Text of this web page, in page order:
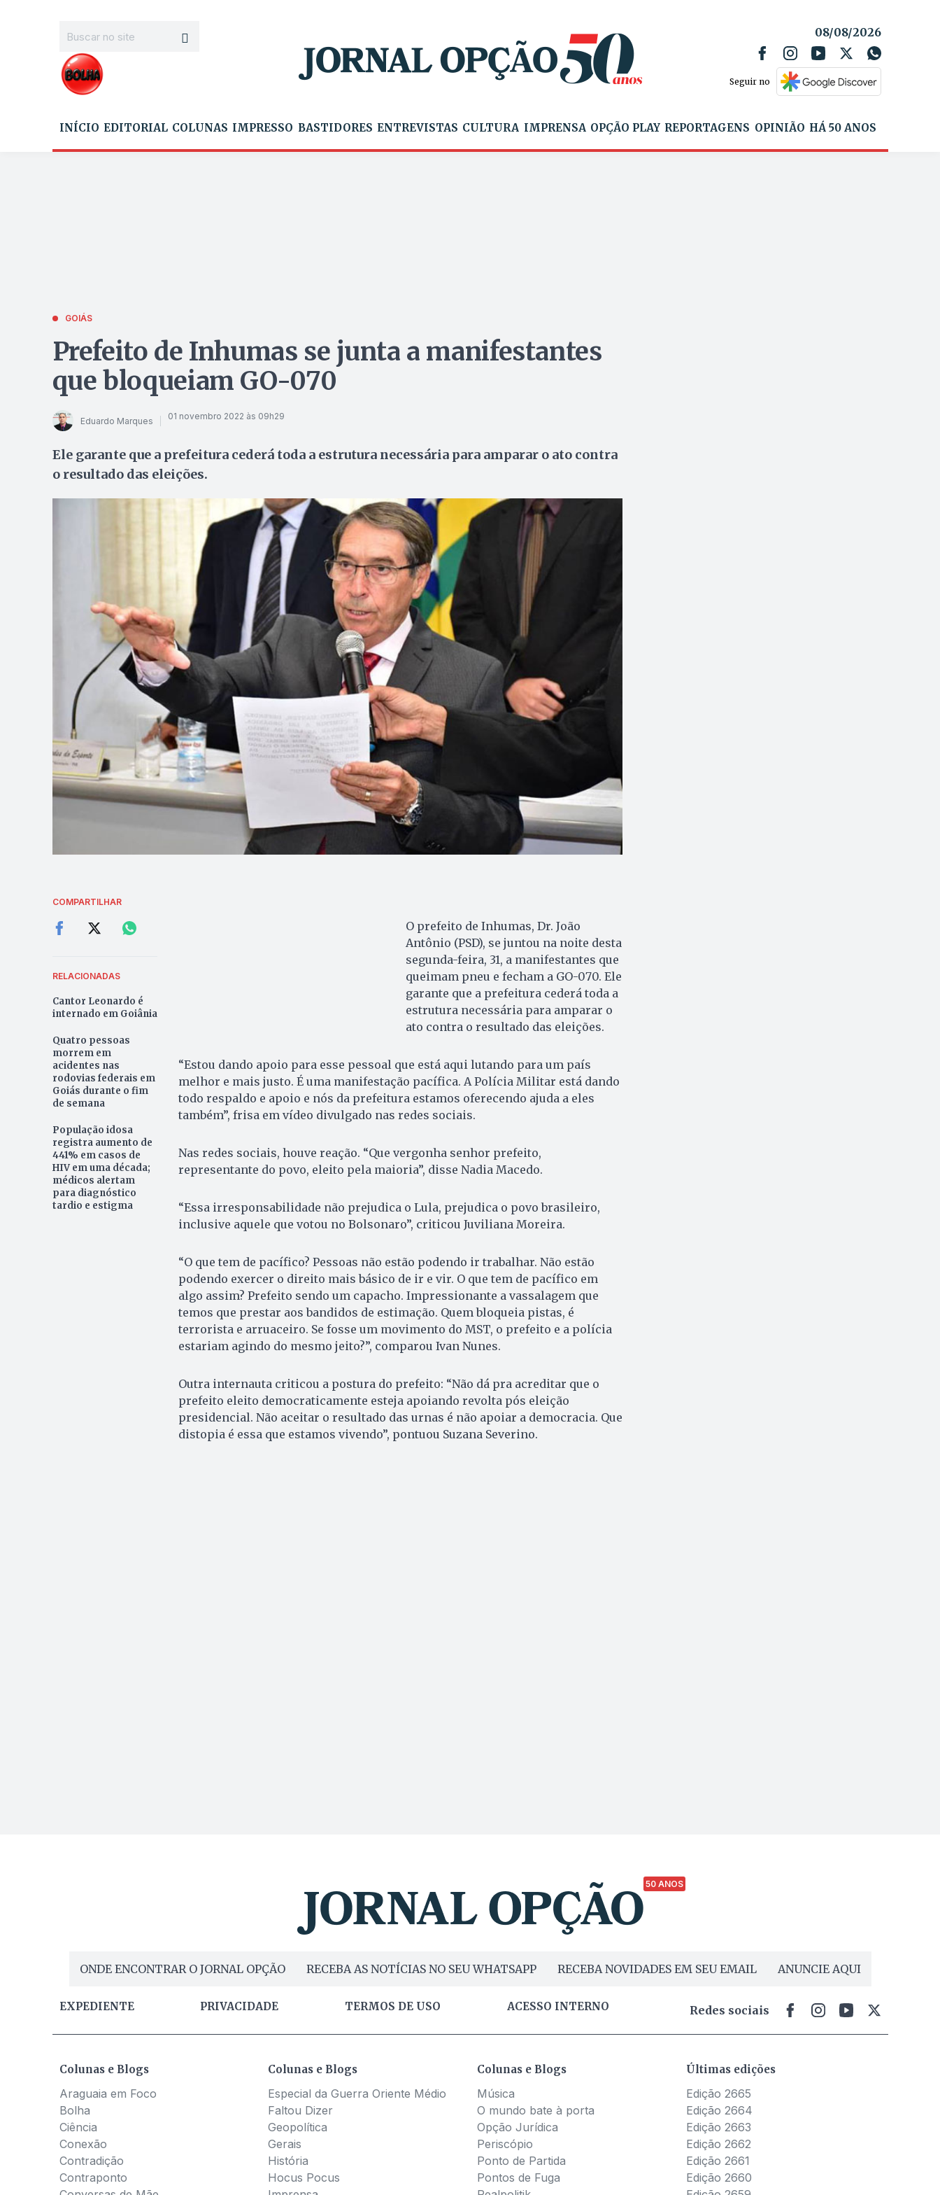
08/08/2026
Seguir no
INÍCIO EDITORIAL COLUNAS IMPRESSO BASTIDORES ENTREVISTAS CULTURA IMPRENSA OPÇÃO PLAY REPORTAGENS OPINIÃO HÁ 50 ANOS
GOIÁS
Prefeito de Inhumas se junta a manifestantes
que bloqueiam GO-070
Eduardo Marques 01 novembro 2022 às 09h29
Ele garante que a prefeitura cederá toda a estrutura necessária para amparar o ato contra
o resultado das eleições.
COMPARTILHAR
RELACIONADAS
Cantor Leonardo é
internado em Goiânia
Quatro pessoas
morrem em
acidentes nas
rodovias federais em
Goiás durante o fim
de semana
População idosa
registra aumento de
441% em casos de
HIV em uma década;
médicos alertam
para diagnóstico
tardio e estigma
O prefeito de Inhumas, Dr. João
Antônio (PSD), se juntou na noite desta
segunda-feira, 31, a manifestantes que
queimam pneu e fecham a GO-070. Ele
garante que a prefeitura cederá toda a
estrutura necessária para amparar o
ato contra o resultado das eleições.
“Estou dando apoio para esse pessoal que está aqui lutando para um país
melhor e mais justo. É uma manifestação pacífica. A Polícia Militar está dando
todo respaldo e apoio e nós da prefeitura estamos oferecendo ajuda a eles
também”, frisa em vídeo divulgado nas redes sociais.
Nas redes sociais, houve reação. “Que vergonha senhor prefeito,
representante do povo, eleito pela maioria”, disse Nadia Macedo.
“Essa irresponsabilidade não prejudica o Lula, prejudica o povo brasileiro,
inclusive aquele que votou no Bolsonaro”, criticou Juviliana Moreira.
“O que tem de pacífico? Pessoas não estão podendo ir trabalhar. Não estão
podendo exercer o direito mais básico de ir e vir. O que tem de pacífico em
algo assim? Prefeito sendo um capacho. Impressionante a vassalagem que
temos que prestar aos bandidos de estimação. Quem bloqueia pistas, é
terrorista e arruaceiro. Se fosse um movimento do MST, o prefeito e a polícia
estariam agindo do mesmo jeito?”, comparou Ivan Nunes.
Outra internauta criticou a postura do prefeito: “Não dá pra acreditar que o
prefeito eleito democraticamente esteja apoiando revolta pós eleição
presidencial. Não aceitar o resultado das urnas é não apoiar a democracia. Que
distopia é essa que estamos vivendo”, pontuou Suzana Severino.
50 ANOS
ONDE ENCONTRAR O JORNAL OPÇÃO RECEBA AS NOTÍCIAS NO SEU WHATSAPP RECEBA NOVIDADES EM SEU EMAIL ANUNCIE AQUI
EXPEDIENTE PRIVACIDADE TERMOS DE USO ACESSO INTERNO Redes sociais
Colunas e Blogs
Araguaia em Foco
Bolha
Ciência
Conexão
Contradição
Contraponto
Colunas e Blogs
Especial da Guerra Oriente Médio
Faltou Dizer
Geopolítica
Gerais
História
Hocus Pocus
Colunas e Blogs
Música
O mundo bate à porta
Opção Jurídica
Periscópio
Ponto de Partida
Pontos de Fuga
Últimas edições
Edição 2665
Edição 2664
Edição 2663
Edição 2662
Edição 2661
Edição 2660